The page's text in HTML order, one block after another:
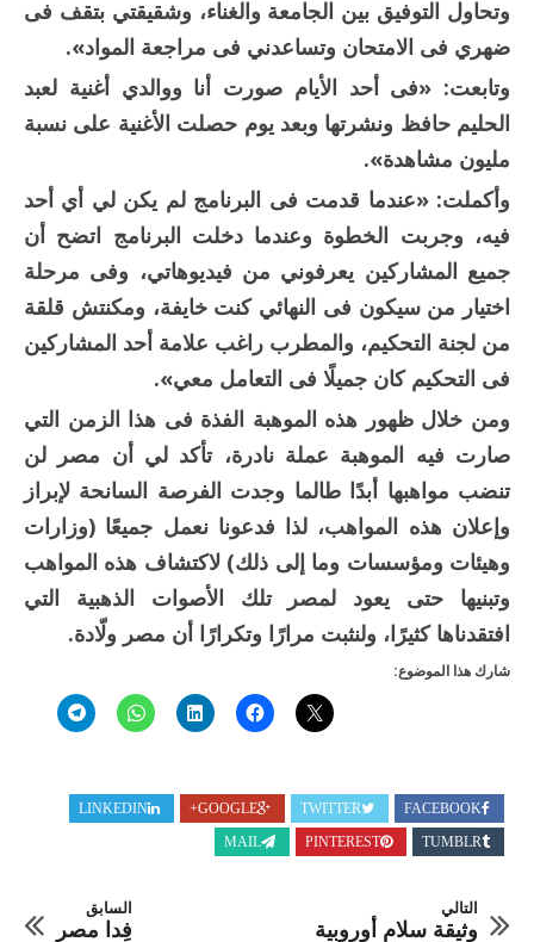
وتحاول التوفيق بين الجامعة والغناء، وشقيقتي بتقف فى
ضهري فى الامتحان وتساعدني فى مراجعة المواد».
وتابعت: «فى أحد الأيام صورت أنا ووالدي أغنية لعبد
الحليم حافظ ونشرتها وبعد يوم حصلت الأغنية على نسبة
مليون مشاهدة».
وأكملت: «عندما قدمت فى البرنامج لم يكن لي أي أحد
فيه، وجربت الخطوة وعندما دخلت البرنامج اتضح أن
جميع المشاركين يعرفوني من فيديوهاتي، وفى مرحلة
اختيار من سيكون فى النهائي كنت خايفة، ومكنتش قلقة
من لجنة التحكيم، والمطرب راغب علامة أحد المشاركين
فى التحكيم كان جميلًا فى التعامل معي».
ومن خلال ظهور هذه الموهبة الفذة فى هذا الزمن التي
صارت فيه الموهبة عملة نادرة، تأكد لي أن مصر لن
تنضب مواهبها أبدًا طالما وجدت الفرصة السانحة لإبراز
وإعلان هذه المواهب، لذا فدعونا نعمل جميعًا (وزارات
وهيئات ومؤسسات وما إلى ذلك) لاكتشاف هذه المواهب
وتبنيها حتى يعود لمصر تلك الأصوات الذهبية التي
افتقدناها كثيرًا، ولنثبت مرارًا وتكرارًا أن مصر ولّادة.
شارك هذا الموضوع:
FACEBOOK
TWITTER
GOOGLE+
LINKEDIN
TUMBLR
PINTEREST
MAIL
السابق
فِدا مصر
التالي
وثيقة سلام أوروبية